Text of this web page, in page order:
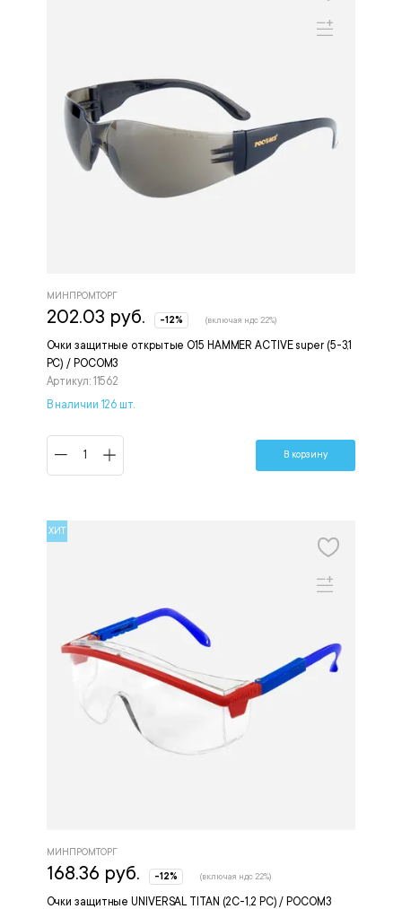
Очки защитные открытые О15 HAMMER ACTIVE super (5-3,1
РС) / РОСОМЗ
Артикул: 11562
МИНПРОМТОРГ
202.03 руб. -12% (включая ндс 22%)
В наличии 126 шт.
В корзину
ХИТ
Очки защитные UNIVERSAL TITAN (2С-1,2 PС) / РОСОМЗ
МИНПРОМТОРГ
168.36 руб. -12% (включая ндс 22%)